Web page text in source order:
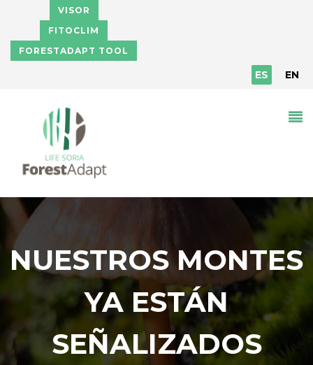
Pasar al contenido principal
VISOR
FITOCLIM
FORESTADAPT TOOL
ES EN
NUESTROS MONTES
YA ESTÁN
SEÑALIZADOS